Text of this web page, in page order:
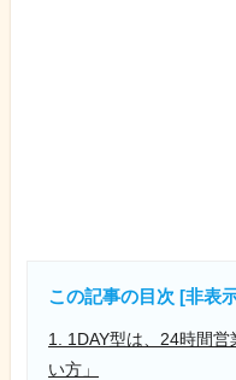
この記事の目次 [非表
1. 1DAY型は、24時間
い方」